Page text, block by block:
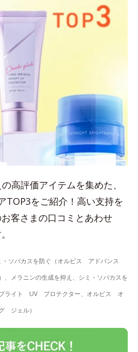
高評価アイテムを集めた、
TOP3をご紹介！高い支持を
客さまの口コミとあわせ
ソバカスを防ぐ（オルビス アドバンス
メラニンの生成を抑え、シミ・ソバカスを
ライト UV プロテクター、オルビス オ
ジェル）